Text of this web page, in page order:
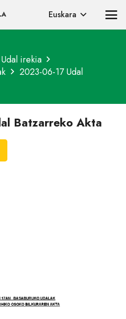
Euskara
Udal irekia
2023-06-17 Udal
Batzarreko Akta